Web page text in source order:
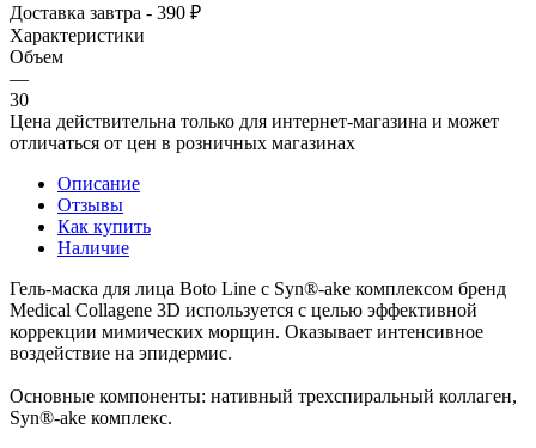
Доставка завтра - 390 ₽
Характеристики
Объем
—
30
Цена действительна только для интернет-магазина и может
отличаться от цен в розничных магазинах
Описание
Отзывы
Как купить
Наличие
Гель-маска для лица Boto Line с Syn®-ake комплексом бренд
Medical Collagene 3D используется с целью эффективной
коррекции мимических морщин. Оказывает интенсивное
воздействие на эпидермис.
Основные компоненты: нативный трехспиральный коллаген,
Syn®-ake комплекс.